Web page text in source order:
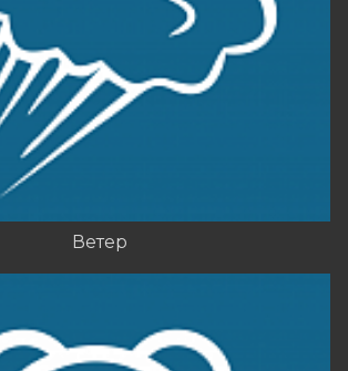
Ветер